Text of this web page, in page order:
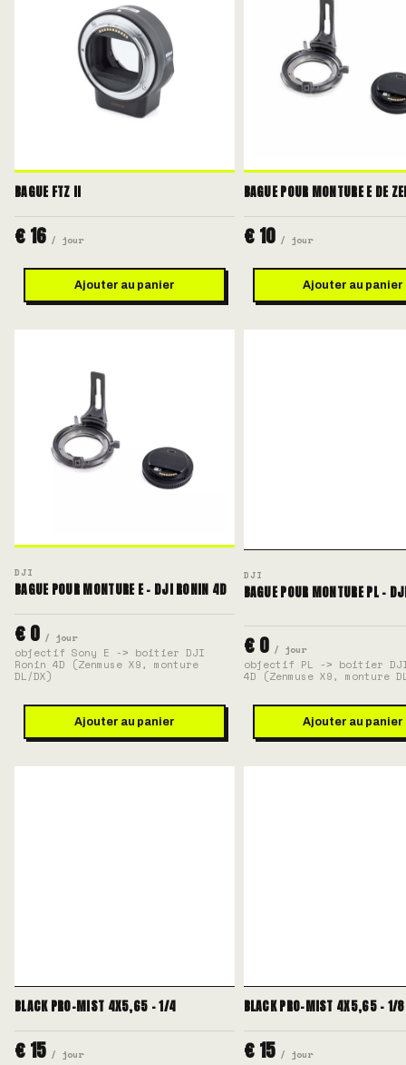
BAGUE FTZ II
€ 16 / jour
Ajouter au panier
BAGUE POUR MONTURE E DE
€ 10 / jour
Ajouter au panier
DJI
BAGUE POUR MONTURE E - DJI RONIN 4D
€ 0 / jour
objectif Sony E -> boitier DJI
Ronin 4D (Zenmuse X9, monture
DL/DX)
Ajouter au panier
DJI
BAGUE POUR MONTURE PL -
€ 0 / jour
objectif PL -> boitier
4D (Zenmuse X9, monture
Ajouter au panier
BLACK PRO-MIST 4X5,65 - 1/4
€ 15 / jour
BLACK PRO-MIST 4X5,65 - 1/8
€ 15 / jour